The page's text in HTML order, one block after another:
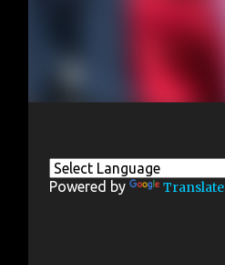
Powered by Translate